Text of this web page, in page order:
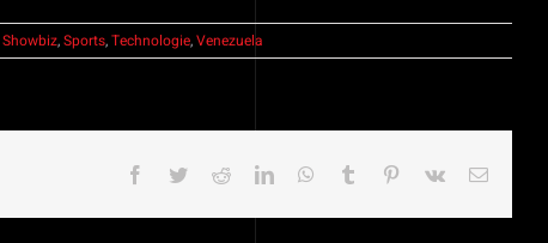
Showbiz,Sports,Technologie,Venezuela
Facebook
TwitterRedditLinkedInWhatsApp
Tumblr Pinterest
Vk Email